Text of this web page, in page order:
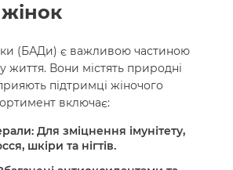
(БАДи) є важливою частиною
життя. Вони містять природні
підтримці жіночого
включає:
: Для зміцнення імунітету,
шкіри та нігтів.